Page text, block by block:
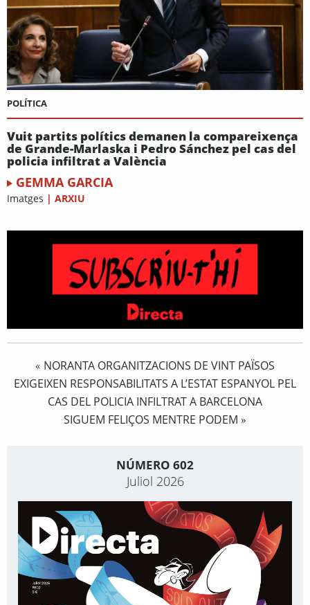
POLÍTICA
Vuit partits polítics demanen la compareixença
de Grande-Marlaska i Pedro Sánchez pel cas del
policia infiltrat a València
GEMMA GARCIA
Imatges | ARXIU
« NORANTA ORGANITZACIONS DE VINT PAÏSOS
EXIGEIXEN RESPONSABILITATS A L’ESTAT ESPANYOL PEL
CAS DEL POLICIA INFILTRAT A BARCELONA
SIGUEM FELIÇOS MENTRE PODEM »
NÚMERO 602
Juliol 2026